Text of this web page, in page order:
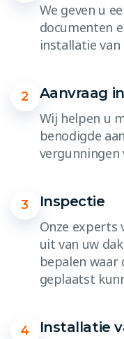
We geven u
documenten
installatie van
2
Aanvraag
Wij helpen u
benodigde
vergunningen
3
Inspectie
Onze experts
uit van uw
bepalen waar
geplaatst
4
Installatie